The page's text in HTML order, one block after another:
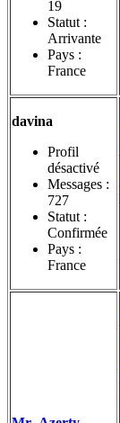
19
Statut :
Arrivante
Pays :
France
davina
Profil
désactivé
Messages :
727
Statut :
Confirmée
Pays :
France